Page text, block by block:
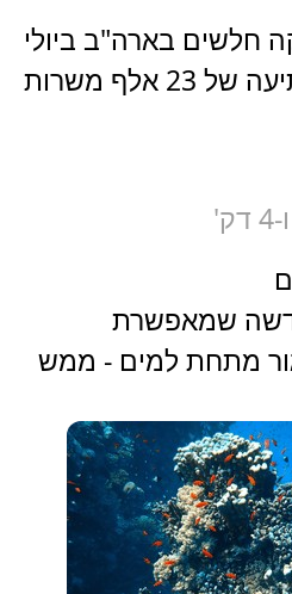
חלשים בארה"ב ביולי
אלף משרות
שמאפשרת
מתחת למים - ממש